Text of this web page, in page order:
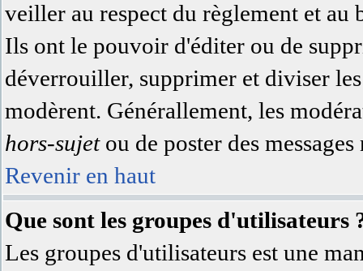
veiller au respect du règlement et
Ils ont le pouvoir d'éditer ou de
déverrouiller, supprimer et diviser
modèrent. Générallement, les
hors-sujetou de poster des
Revenir en haut
Que sont les groupes d'utilisateurs
Les groupes d'utilisateurs est une